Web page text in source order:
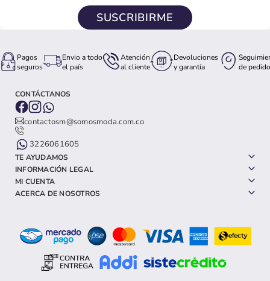
SUSCRIBIRME
Pagos
seguros
Envio a todo
el país
Atención
al cliente
Devoluciones
y garantía
de pedido
CONTÁCTANOS
contactosm@somosmoda.com.co
3226061605
TE AYUDAMOS
INFORMACIÓN LEGAL
MI CUENTA
ACERCA DE NOSOTROS